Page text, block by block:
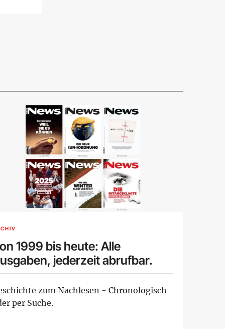
1999 bis heute: Alle
jederzeit abrufbar.
zum Nachlesen - Chronologisch
per Suche.